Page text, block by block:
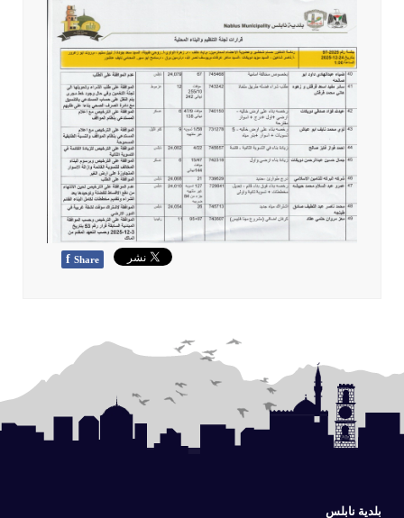
f Share
بلدية نابلس